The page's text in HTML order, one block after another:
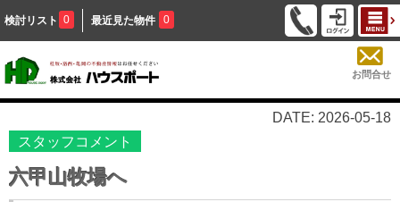
検討リスト 0 最近見た物件 0
お問合せ
DATE: 2026-05-18
スタッフコメント
六甲山牧場へ